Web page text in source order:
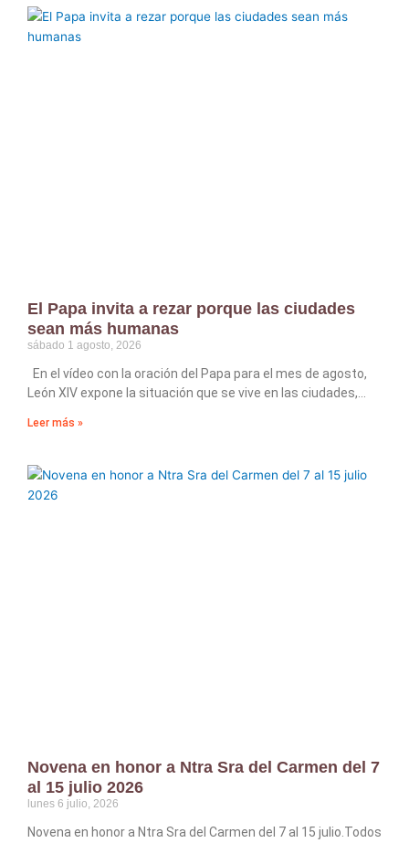
El Papa invita a rezar porque las ciudades
sean más humanas
sábado 1 agosto, 2026
En el vídeo con la oración del Papa para el mes de agosto,
León XIV expone la situación que se vive en las ciudades,
Leer más »
Novena en honor a Ntra Sra del Carmen del 7
al 15 julio 2026
lunes 6 julio, 2026
Novena en honor a Ntra Sra del Carmen del 7 al 15 julio.Todos